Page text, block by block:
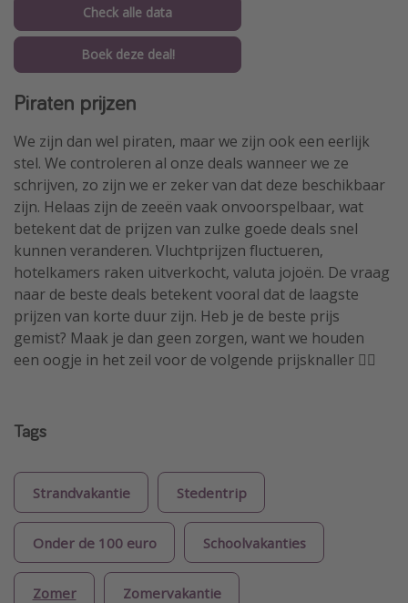
Check alle data
Boek deze deal!
Piraten prijzen
We zijn dan wel piraten, maar we zijn ook een eerlijk
stel. We controleren al onze deals wanneer we ze
schrijven, zo zijn we er zeker van dat deze beschikbaar
zijn. Helaas zijn de zeeën vaak onvoorspelbaar, wat
betekent dat de prijzen van zulke goede deals snel
kunnen veranderen. Vluchtprijzen fluctueren,
hotelkamers raken uitverkocht, valuta jojoën. De vraag
naar de beste deals betekent vooral dat de laagste
prijzen van korte duur zijn. Heb je de beste prijs
gemist? Maak je dan geen zorgen, want we houden
een oogje in het zeil voor de volgende prijsknaller 🏴‍☠️
Tags
Strandvakantie Stedentrip
Onder de 100 euro Schoolvakanties
Zomer Zomervakantie